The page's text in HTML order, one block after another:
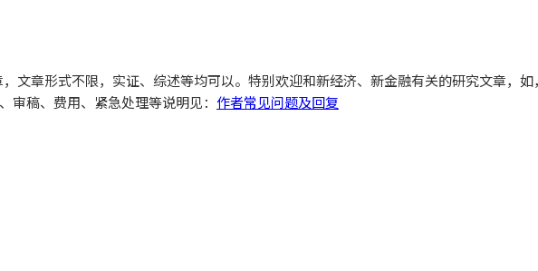
文章形式不限，实证、综述等均可以。特别欢迎和新经济、新金融有关的研究文章，
审稿、费用、紧急处理等说明见： 作者常见问题及回复